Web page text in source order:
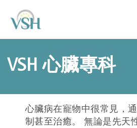
VSH 心臟專科
心臟病在寵物中很常見，
制甚至治癒。 無論是先天